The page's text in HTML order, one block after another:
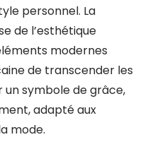
personnel. La
de l’esthétique
modernes
de transcender les
symbole de grâce,
adapté aux
mode.